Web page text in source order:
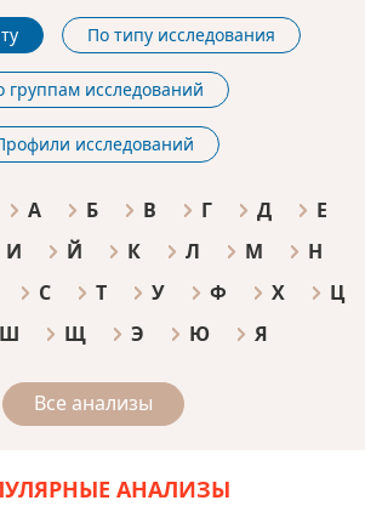
По типу исследования
группам исследований
исследований
А Б В Г Д
Е
И Й К Л М
Н
С Т У Ф Х
Ц
Ш Щ Э Ю Я
Все анализы
АНАЛИЗЫ